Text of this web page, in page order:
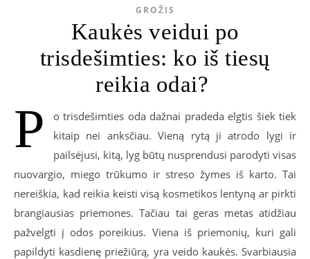
GROŽIS
Kaukės veidui po
trisdešimties: ko iš tiesų
reikia odai?
P
o trisdešimties oda dažnai pradeda elgtis šiek tiek
kitaip nei anksčiau. Vieną rytą ji atrodo lygi ir
pailsėjusi, kitą, lyg būtų nusprendusi parodyti visas
nuovargio, miego trūkumo ir streso žymes iš karto. Tai
nereiškia, kad reikia keisti visą kosmetikos lentyną ar pirkti
brangiausias priemones. Tačiau tai geras metas atidžiau
pažvelgti į odos poreikius. Viena iš priemonių, kuri gali
papildyti kasdienę priežiūrą, yra veido kaukės. Svarbiausia